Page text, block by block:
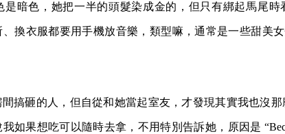
是暗色，她把一半的頭髮染成金的，但只有綁起馬尾時
換衣服都要用手機放音樂，類型嘛，通常是一些甜美
搞砸的人，但自從和她當起室友，才發現其實我也沒
如果想吃可以隨時去拿，不用特別告訴她，原因是